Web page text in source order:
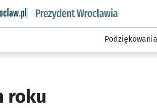
informacyjny wroclaw.pl podserwis:
Podziękowania
roku